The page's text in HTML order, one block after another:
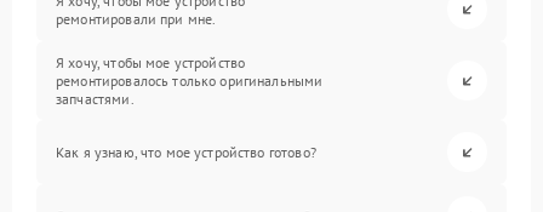
ремонтировали при мне.
Я хочу, чтобы мое устройство
ремонтировалось только оригинальными
запчастями.
Как я узнаю, что мое устройство готово?